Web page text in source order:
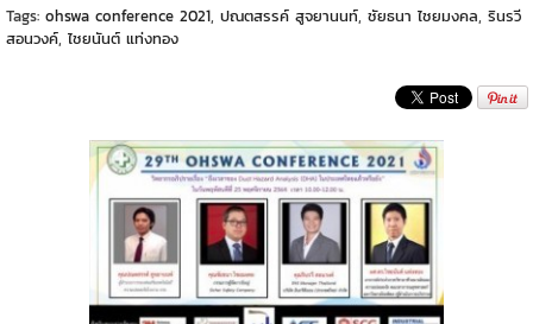
Tags: ohswa conference 2021, ปณตสรรค์ สูจยานนท์, ชัยธนา ไชยมงคล, รินรวี
สอนวงค์, ไชยนันต์ แท่งทอง